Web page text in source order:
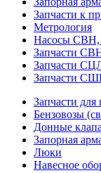
Запчасти к
Метрология
Насосы
Запчасти
Запчасти
Запчасти
Запчасти
Бензовозы
Донные
Запорная
Люки
Навесное